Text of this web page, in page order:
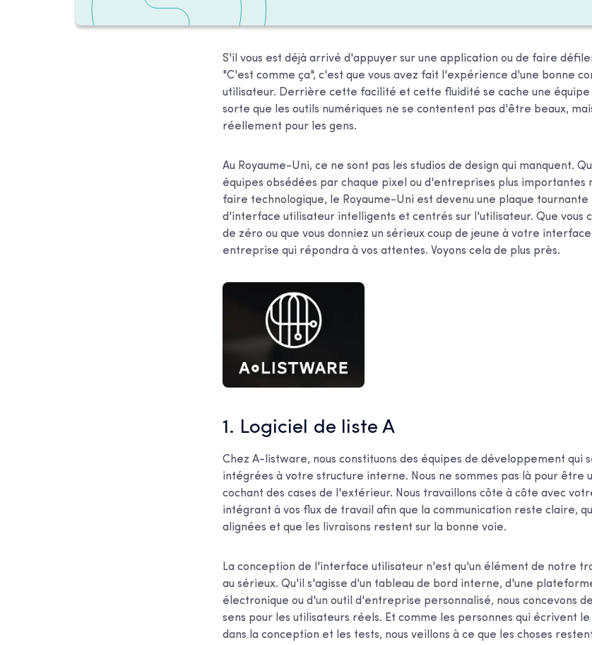
S'il vous est déjà arrivé d'appuyer sur une application ou de faire
"C'est comme ça", c'est que vous avez fait l'expérience d'une bonne
utilisateur. Derrière cette facilité et cette fluidité se cache une équipe
sorte que les outils numériques ne se contentent pas d'être beaux,
réellement pour les gens.
Au Royaume-Uni, ce ne sont pas les studios de design qui manquent.
équipes obsédées par chaque pixel ou d'entreprises plus importantes
faire technologique, le Royaume-Uni est devenu une plaque tournante
d'interface utilisateur intelligents et centrés sur l'utilisateur. Que vous
de zéro ou que vous donniez un sérieux coup de jeune à votre
entreprise qui répondra à vos attentes. Voyons cela de plus près.
1. Logiciel de liste A
Chez A-listware, nous constituons des équipes de développement qui
intégrées à votre structure interne. Nous ne sommes pas là pour être
cochant des cases de l'extérieur. Nous travaillons côte à côte avec
intégrant à vos flux de travail afin que la communication reste claire,
alignées et que les livraisons restent sur la bonne voie.
La conception de l'interface utilisateur n'est qu'un élément de notre
au sérieux. Qu'il s'agisse d'un tableau de bord interne, d'une
électronique ou d'un outil d'entreprise personnalisé, nous concevons
sens pour les utilisateurs réels. Et comme les personnes qui écrivent
dans la conception et les tests, nous veillons à ce que les choses